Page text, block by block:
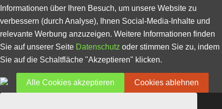
Informationen über Ihren Besuch, um unsere Website zu
verbessern (durch Analyse), Ihnen Social-Media-Inhalte und
relevante Werbung anzuzeigen. Weitere Informationen finden
Sie auf unserer Seite Datenschutz oder stimmen Sie zu, indem
Sie auf die Schaltfläche "Akzeptieren" klicken.
Alle Cookies akzeptieren Cookies ablehnen